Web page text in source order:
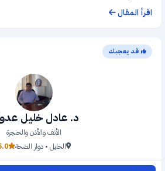
اقرأ المقال
قد يعجبك
د. عادل خليل
الأنف والأذن والحنجرة
الخليل • دوار الصحة